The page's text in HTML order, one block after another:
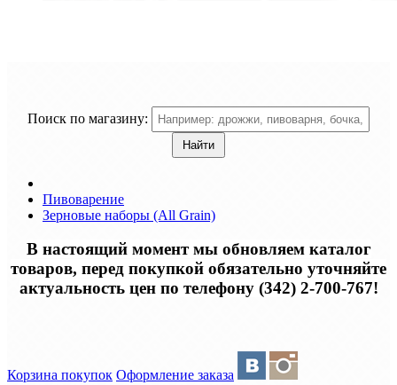
Поиск по магазину:
Пивоварение
Зерновые наборы (All Grain)
В настоящий момент мы обновляем каталог
товаров, перед покупкой обязательно уточняйте
актуальность цен по телефону (342) 2-700-767!
Корзина покупок Оформление заказа